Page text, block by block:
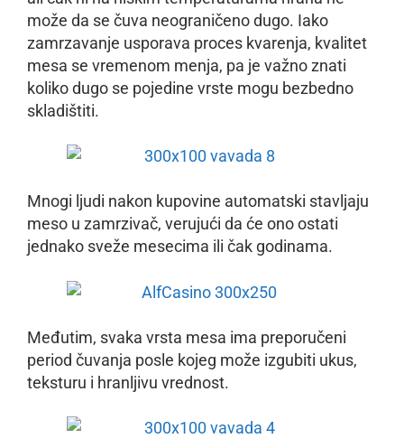
može da se čuva neograničeno dugo. Iako
zamrzavanje usporava proces kvarenja, kvalitet
mesa se vremenom menja, pa je važno znati
koliko dugo se pojedine vrste mogu bezbedno
skladištiti.
Mnogi ljudi nakon kupovine automatski stavljaju
meso u zamrzivač, verujući da će ono ostati
jednako sveže mesecima ili čak godinama.
Međutim, svaka vrsta mesa ima preporučeni
period čuvanja posle kojeg može izgubiti ukus,
teksturu i hranljivu vrednost.